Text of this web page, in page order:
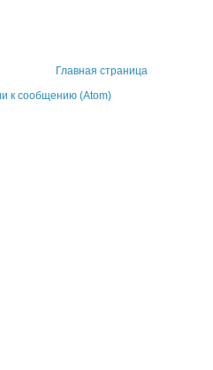
Главная страница
к сообщению (Atom)